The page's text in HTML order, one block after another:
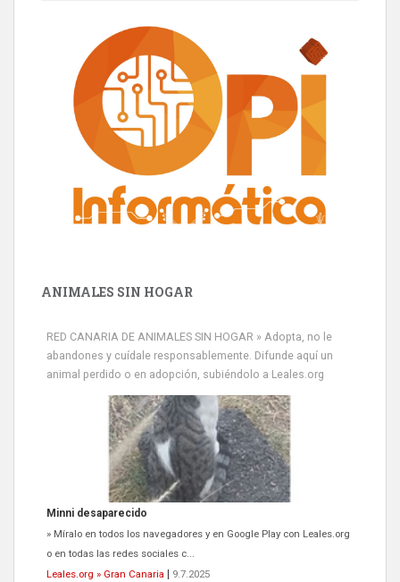
ANIMALES SIN HOGAR
RED CANARIA DE ANIMALES SIN HOGAR » Adopta, no le
abandones y cuídale responsablemente. Difunde aquí un
animal perdido o en adopción, subiéndolo a Leales.org
Minni desaparecido
» Míralo en todos los navegadores y en Google Play con Leales.org
o en todas las redes sociales c...
Leales.org » Gran Canaria
9.7.2025